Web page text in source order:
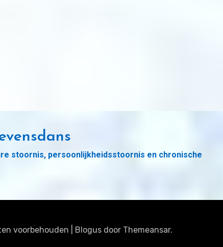
stoornis, persoonlijkheidsstoornis en chronische
voorbehouden Blogus door Themeansar.